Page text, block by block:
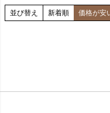
並び替え 新着順 価格が安